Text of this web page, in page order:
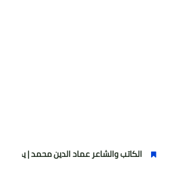
الكاتب والشاعر عماد الدين محمد | يكتب يوميات شاعر